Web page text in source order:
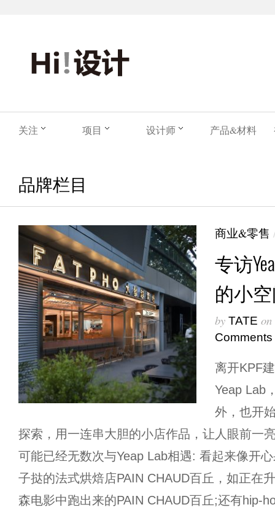
关注 项目 设计师 产品&材料
品牌栏目
商业&零售
专访
的小
by TATE on
Comments
离开KPF
Yeap Lab
外，也开
探索，用一连串大胆的小店作品，让人眼前一
可能已经无数次与Yeap Lab相遇: 看起来像开
子挞的法式烘焙店PAIN CHAUD百丘，如正在
森电影中跑出来的PAIN CHAUD百丘;还有hip-